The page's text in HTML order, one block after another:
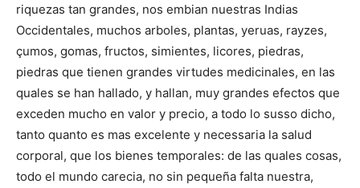
riquezas tan grandes, nos embian nuestras Indias
Occidentales, muchos arboles, plantas, yeruas, rayzes,
çumos, gomas, fructos, simientes, licores, piedras,
piedras que tienen grandes virtudes medicinales, en las
quales se han hallado, y hallan, muy grandes efectos que
exceden mucho en valor y precio, a todo lo susso dicho,
tanto quanto es mas excelente y necessaria la salud
corporal, que los bienes temporales: de las quales cosas,
todo el mundo carecia, no sin pequeña falta nuestra,